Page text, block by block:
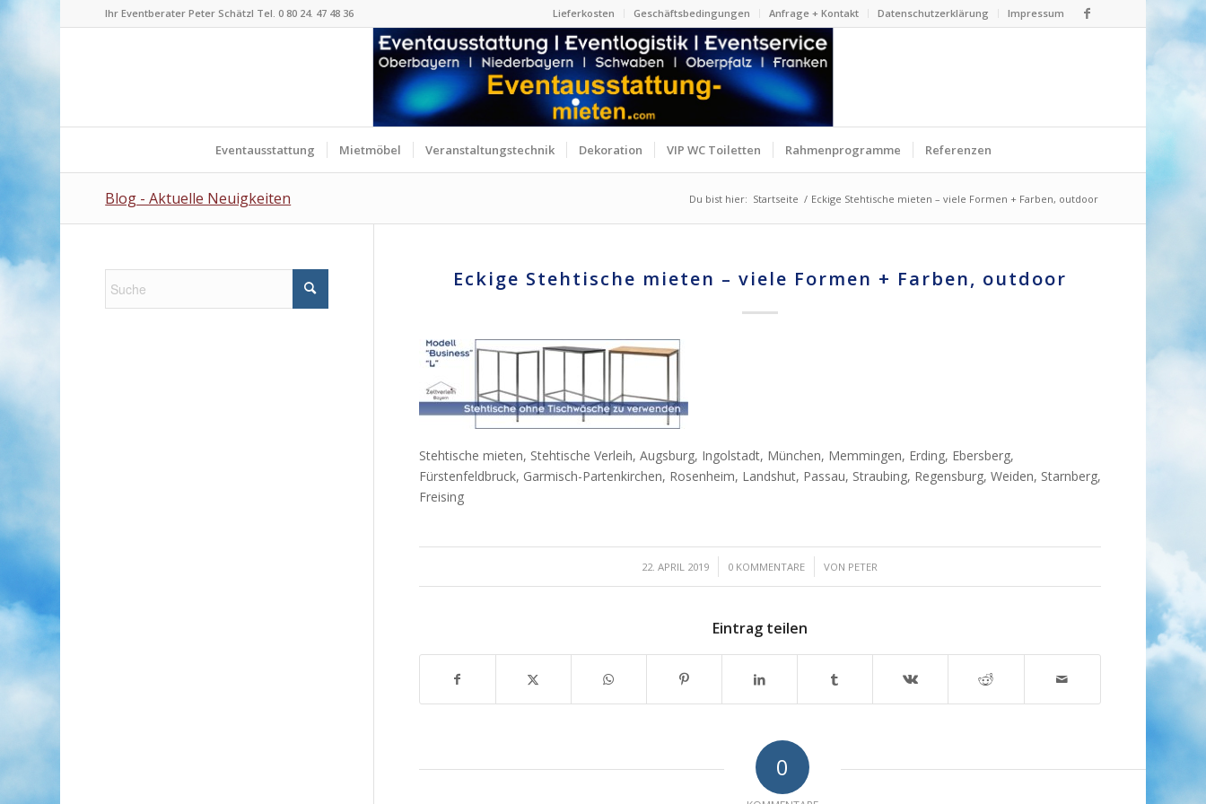
Lieferkosten Geschäftsbedingungen Anfrage + Kontakt Datenschutzerklärung Impressum
Ihr Eventberater Peter Schätzl Tel. 0 80 24. 47 48 36
Eventausstattung Mietmöbel Veranstaltungstechnik Dekoration VIP WC Toiletten Rahmenprogramme Referenzen
Blog - Aktuelle Neuigkeiten Du bist hier: Startseite / Eckige Stehtische mieten – viele Formen + Farben, outdoor
Eckige Stehtische mieten – viele Formen + Farben, outdoor
Stehtische mieten, Stehtische Verleih, Augsburg, Ingolstadt, München, Memmingen, Erding, Ebersberg,
Fürstenfeldbruck, Garmisch-Partenkirchen, Rosenheim, Landshut, Passau, Straubing, Regensburg, Weiden, Starnberg,
Freising
22. APRIL 2019
/ 0 KOMMENTARE
/ VON PETER
Eintrag teilen
0